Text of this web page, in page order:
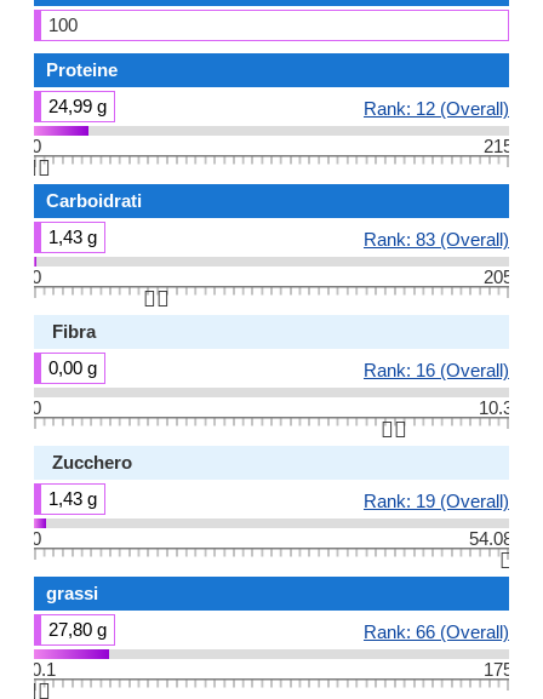
100
Proteine
24,99 g
Rank: 12 (Overall)
0
215
👆🏻
Carboidrati
1,43 g
Rank: 83 (Overall)
0
205
👆🏻
Fibra
0,00 g
Rank: 16 (Overall)
0
10.3
👆🏻
Zucchero
1,43 g
Rank: 19 (Overall)
0
54.08
👆🏻
grassi
27,80 g
Rank: 66 (Overall)
0.1
175
👆🏻